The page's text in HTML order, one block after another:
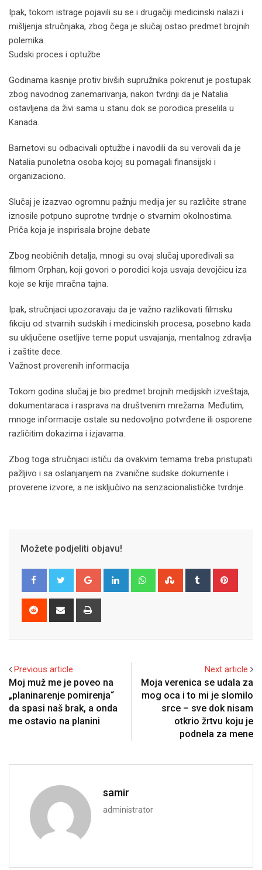
Ipak, tokom istrage pojavili su se i drugačiji medicinski nalazi i
mišljenja stručnjaka, zbog čega je slučaj ostao predmet brojnih
polemika.
Sudski proces i optužbe
Godinama kasnije protiv bivših supružnika pokrenut je postupak
zbog navodnog zanemarivanja, nakon tvrdnji da je Natalia
ostavljena da živi sama u stanu dok se porodica preselila u
Kanada.
Barnetovi su odbacivali optužbe i navodili da su verovali da je
Natalia punoletna osoba kojoj su pomagali finansijski i
organizaciono.
Slučaj je izazvao ogromnu pažnju medija jer su različite strane
iznosile potpuno suprotne tvrdnje o stvarnim okolnostima.
Priča koja je inspirisala brojne debate
Zbog neobičnih detalja, mnogi su ovaj slučaj upoređivali sa
filmom Orphan, koji govori o porodici koja usvaja devojčicu iza
koje se krije mračna tajna.
Ipak, stručnjaci upozoravaju da je važno razlikovati filmsku
fikciju od stvarnih sudskih i medicinskih procesa, posebno kada
su uključene osetljive teme poput usvajanja, mentalnog zdravlja
i zaštite dece.
Važnost proverenih informacija
Tokom godina slučaj je bio predmet brojnih medijskih izveštaja,
dokumentaraca i rasprava na društvenim mrežama. Međutim,
mnoge informacije ostale su nedovoljno potvrđene ili osporene
različitim dokazima i izjavama.
Zbog toga stručnjaci ističu da ovakvim temama treba pristupati
pažljivo i sa oslanjanjem na zvanične sudske dokumente i
proverene izvore, a ne isključivo na senzacionalističke tvrdnje.
Možete podjeliti objavu!
Google+ LinkedIn WhatsappStumbleUpon
Tumblr
Reddit
Share
Previous article
Moj muž me je poveo na
„planinarenje pomirenja“
da spasi naš brak, a onda
me ostavio na planini
Next article
Moja verenica se udala za
mog oca i to mi je slomilo
srce – sve dok nisam
otkrio žrtvu koju je
podnela za mene
samir
administrator